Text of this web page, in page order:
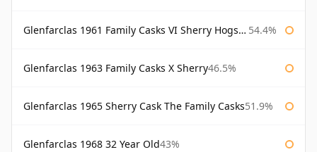
Glenfarclas 1961 Family Casks VI Sherry Hogshead #1326 54.4%
Glenfarclas 1963 Family Casks X Sherry46.5%
Glenfarclas 1965 Sherry Cask The Family Casks51.9%
Glenfarclas 1968 32 Year Old43%